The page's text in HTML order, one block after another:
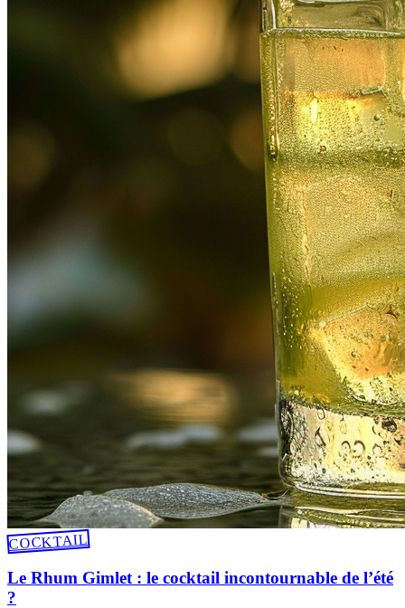
COCKTAIL
Le Rhum Gimlet : le cocktail incontournable de l’été
?